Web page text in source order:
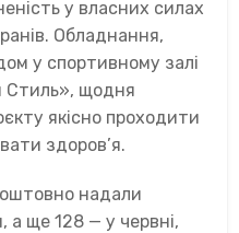
у власних силах
Обладнання,
у спортивному залі
Стиль», щодня
якісно проходити
здоров’я.
надали
а ще 128 — у червні,